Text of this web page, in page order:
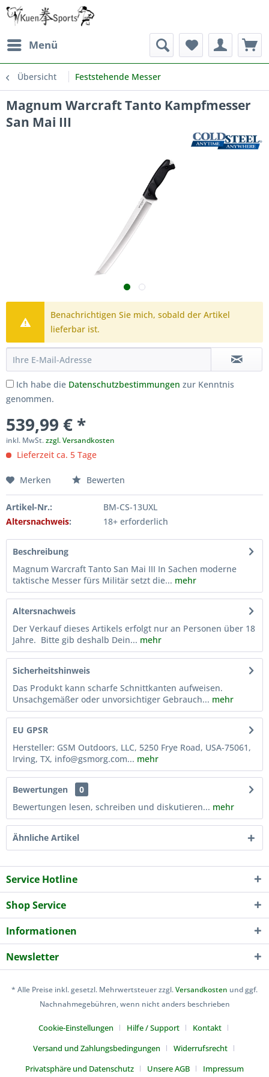
Menü
Übersicht Feststehende Messer
Magnum Warcraft Tanto Kampfmesser
San Mai III
Benachrichtigen Sie mich, sobald der Artikel
lieferbar ist.
Ich habe die Datenschutzbestimmungen zur Kenntnis
genommen.
539,99 € *
inkl. MwSt.zzgl. Versandkosten
Lieferzeit ca. 5 Tage
Merken Bewerten
Artikel-Nr.:
BM-CS-13UXL
Altersnachweis: 18+ erforderlich
Beschreibung
Magnum Warcraft Tanto San Mai III In Sachen moderne
taktische Messer fürs Militär setzt die... mehr
Altersnachweis
Der Verkauf dieses Artikels erfolgt nur an Personen über 18
Jahre. Bitte gib deshalb Dein... mehr
Sicherheitshinweis
Das Produkt kann scharfe Schnittkanten aufweisen.
Unsachgemäßer oder unvorsichtiger Gebrauch... mehr
EU GPSR
Hersteller: GSM Outdoors, LLC, 5250 Frye Road, USA-75061,
Irving, TX, info@gsmorg.com... mehr
Bewertungen
0
Bewertungen lesen, schreiben und diskutieren... mehr
Ähnliche Artikel
Service Hotline
Shop Service
Informationen
Newsletter
* Alle Preise inkl. gesetzl. Mehrwertsteuer zzgl.Versandkosten und ggf.
Nachnahmegebühren, wenn nicht anders beschrieben
Cookie-Einstellungen Hilfe / Support
Kontakt
Versand und Zahlungsbedingungen
Widerrufsrecht
Privatsphäre und Datenschutz
Unsere AGB Impressum